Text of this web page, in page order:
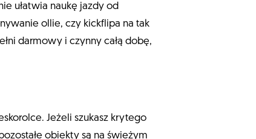
ułatwia naukę jazdy od
ollie, czy kickflipa na tak
darmowy i czynny całą dobę,
Jeżeli szukasz krytego
obiekty są na świeżym